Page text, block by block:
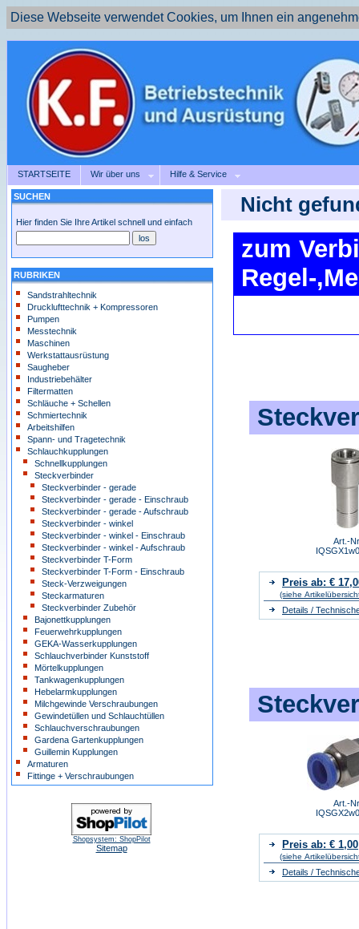
Diese Webseite verwendet Cookies, um Ihnen ein
STARTSEITE Wir über uns Hilfe & Service
SUCHEN
Hier finden Sie Ihre Artikel schnell und einfach
RUBRIKEN
Sandstrahltechnik
Drucklufttechnik + Kompressoren
Pumpen
Messtechnik
Maschinen
Werkstattausrüstung
Saugheber
Industriebehälter
Filtermatten
Schläuche + Schellen
Schmiertechnik
Arbeitshilfen
Spann- und Tragetechnik
Schlauchkupplungen
Schnellkupplungen
Steckverbinder
Steckverbinder - gerade
Steckverbinder - gerade - Einschraub
Steckverbinder - gerade - Aufschraub
Steckverbinder - winkel
Steckverbinder - winkel - Einschraub
Steckverbinder - winkel - Aufschraub
Steckverbinder T-Form
Steckverbinder T-Form - Einschraub
Steck-Verzweigungen
Steckarmaturen
Steckverbinder Zubehör
Bajonettkupplungen
Feuerwehrkupplungen
GEKA-Wasserkupplungen
Schlauchverbinder Kunststoff
Mörtelkupplungen
Tankwagenkupplungen
Hebelarmkupplungen
Milchgewinde Verschraubungen
Gewindetüllen und Schlauchtüllen
Schlauchverschraubungen
Gardena Gartenkupplungen
Guillemin Kupplungen
Armaturen
Fittinge + Verschraubungen
Shopsystem: ShopPilot
Sitemap
Nicht
zum
Regel-
Art.-
Preis ab: €
(siehe
Details /
Art.-
Preis ab: € 1,00
(siehe
Details /